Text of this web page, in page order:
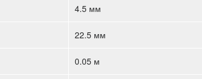
4.5 мм
22.5 мм
0.05 м